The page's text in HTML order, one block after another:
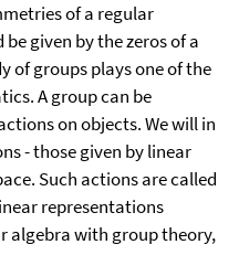
of a regular
given by the zeros of a
of groups plays one of the
A group can be
on objects. We will in
- those given by linear
Such actions are called
representations
algebra with group theory,